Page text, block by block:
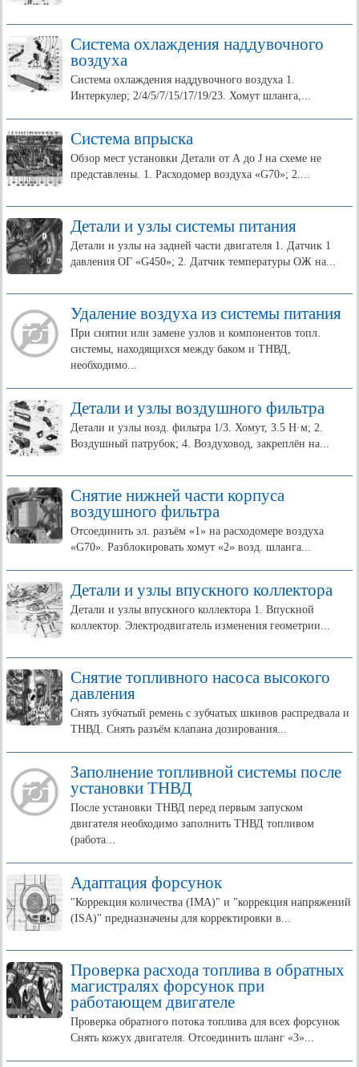
Система охлаждения наддувочного
воздуха
Система охлаждения наддувочного воздуха 1.
Интеркулер; 2/4/5/7/15/17/19/23. Хомут шланга,...
Система впрыска
Обзор мест установки Детали от А до J на схеме не
представлены. 1. Расходомер воздуха «G70»; 2....
Детали и узлы системы питания
Детали и узлы на задней части двигателя 1. Датчик 1
давления ОГ «G450»; 2. Датчик температуры ОЖ на...
Удаление воздуха из системы питания
При снятии или замене узлов и компонентов топл.
системы, находящихся между баком и ТНВД,
необходимо...
Детали и узлы воздушного фильтра
Детали и узлы возд. фильтра 1/3. Хомут, 3.5 Н·м; 2.
Воздушный патрубок; 4. Воздуховод, закреплён на...
Снятие нижней части корпуса
воздушного фильтра
Отсоединить эл. разъём «1» на расходомере воздуха
«G70». Разблокировать хомут «2» возд. шланга...
Детали и узлы впускного коллектора
Детали и узлы впускного коллектора 1. Впускной
коллектор. Электродвигатель изменения геометрии...
Снятие топливного насоса высокого
давления
Снять зубчатый ремень с зубчатых шкивов распредвала и
ТНВД. Снять разъём клапана дозирования...
Заполнение топливной системы после
установки ТНВД
После установки ТНВД перед первым запуском
двигателя необходимо заполнить ТНВД топливом
(работа...
Адаптация форсунок
"Коррекция количества (IMA)" и "коррекция напряжений
(ISA)" предназначены для корректировки в...
Проверка расхода топлива в обратных
магистралях форсунок при
работающем двигателе
Проверка обратного потока топлива для всех форсунок
Снять кожух двигателя. Отсоединить шланг «3»...